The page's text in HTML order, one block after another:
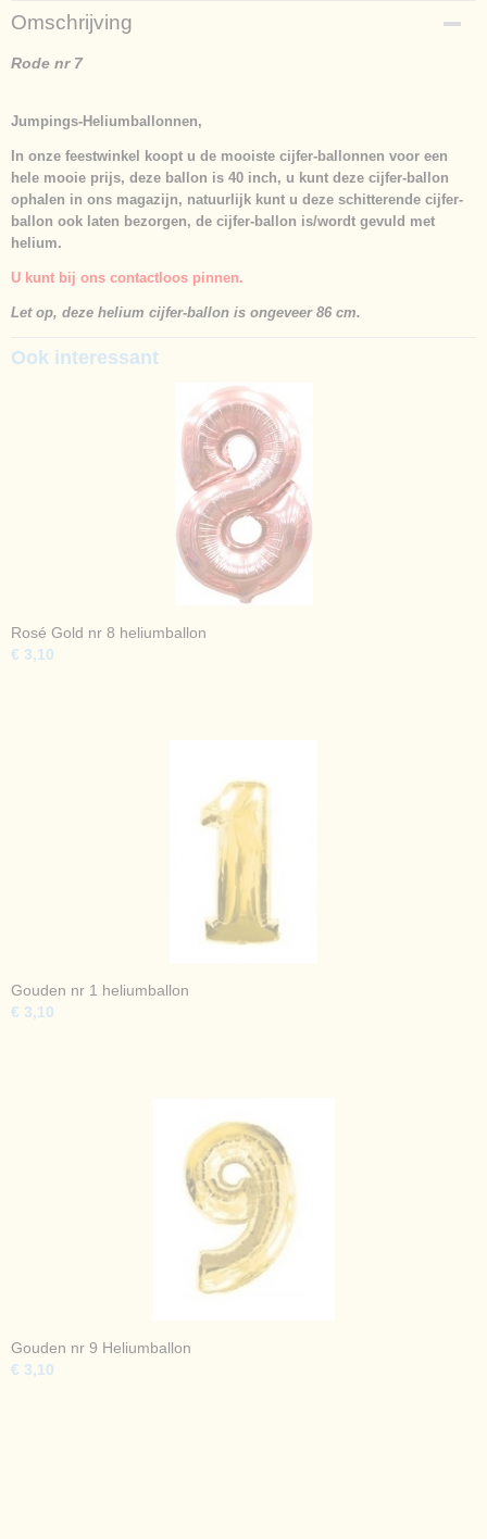
Productcode
837-1677
Afmetingen (l,b,h)
Omschrijving
Rode nr 7
Jumpings-Heliumballonnen,
In onze feestwinkel koopt u de mooiste cijfer-ballonnen voor een
hele mooie prijs, deze ballon is 40 inch, u kunt deze cijfer-ballon
ophalen in ons magazijn, natuurlijk kunt u deze schitterende cijfer-
ballon ook laten bezorgen, de cijfer-ballon is/wordt gevuld met
helium.
U kunt bij ons contactloos pinnen.
Let op, deze helium cijfer-ballon is ongeveer 86 cm.
Ook interessant
Rosé Gold nr 8 heliumballon
€ 3,10
Gouden nr 1 heliumballon
€ 3,10
Gouden nr 9 Heliumballon
€ 3,10